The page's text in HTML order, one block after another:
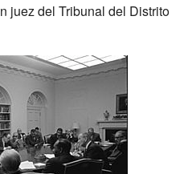
juez del Tribunal del Distrito